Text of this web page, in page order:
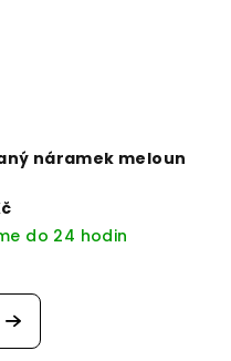
náramek meloun
do 24 hodin